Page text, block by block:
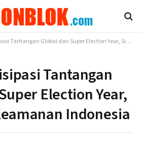
Global dan Super Election Year, Siap Jaga Keamanan Indonesia
Tantangan
Election Year,
Indonesia